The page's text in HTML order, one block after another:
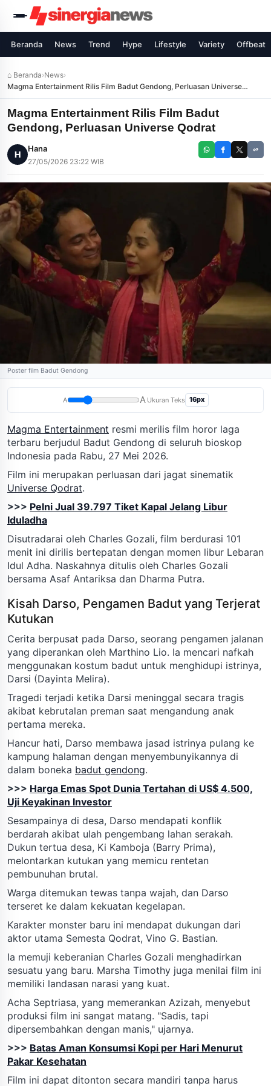
Beranda News Trend Hype Lifestyle Variety Offbeat
⌂ Beranda›News›
Magma Entertainment Rilis Film Badut Gendong, Perluasan Universe
Qodrat
Magma Entertainment Rilis Film Badut
Gendong, Perluasan Universe Qodrat
H
Hana
27/05/2026 23:22 WIB
Poster film Badut Gendong
A A Ukuran Teks 16px
Magma Entertainment resmi merilis film horor laga
terbaru berjudul Badut Gendong di seluruh bioskop
Indonesia pada Rabu, 27 Mei 2026.
Film ini merupakan perluasan dari jagat sinematik
Universe Qodrat.
>>> Pelni Jual 39.797 Tiket Kapal Jelang Libur
Iduladha
Disutradarai oleh Charles Gozali, film berdurasi 101
menit ini dirilis bertepatan dengan momen libur Lebaran
Idul Adha. Naskahnya ditulis oleh Charles Gozali
bersama Asaf Antariksa dan Dharma Putra.
Kisah Darso, Pengamen Badut yang Terjerat
Kutukan
Cerita berpusat pada Darso, seorang pengamen jalanan
yang diperankan oleh Marthino Lio. Ia mencari nafkah
menggunakan kostum badut untuk menghidupi istrinya,
Darsi (Dayinta Melira).
Tragedi terjadi ketika Darsi meninggal secara tragis
akibat kebrutalan preman saat mengandung anak
pertama mereka.
Hancur hati, Darso membawa jasad istrinya pulang ke
kampung halaman dengan menyembunyikannya di
dalam boneka badut gendong.
>>> Harga Emas Spot Dunia Tertahan di US$ 4.500,
Uji Keyakinan Investor
Sesampainya di desa, Darso mendapati konflik
berdarah akibat ulah pengembang lahan serakah.
Dukun tertua desa, Ki Kamboja (Barry Prima),
melontarkan kutukan yang memicu rentetan
pembunuhan brutal.
Warga ditemukan tewas tanpa wajah, dan Darso
terseret ke dalam kekuatan kegelapan.
Karakter monster baru ini mendapat dukungan dari
aktor utama Semesta Qodrat, Vino G. Bastian.
Ia memuji keberanian Charles Gozali menghadirkan
sesuatu yang baru. Marsha Timothy juga menilai film ini
memiliki landasan narasi yang kuat.
Acha Septriasa, yang memerankan Azizah, menyebut
produksi film ini sangat matang. "Sadis, tapi
dipersembahkan dengan manis," ujarnya.
>>> Batas Aman Konsumsi Kopi per Hari Menurut
Pakar Kesehatan
Film ini dapat ditonton secara mandiri tanpa harus